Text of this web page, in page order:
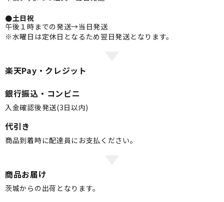
●土日祝
午後１時までの発送→当日発送
※水曜日は定休日となるため翌日発送となります。
楽天Pay・クレジット
銀行振込・コンビニ
入金確認後発送(3日以内)
代引き
商品到着時に配達員にお支払ください。
商品お届け
茨城からの出荷となります。